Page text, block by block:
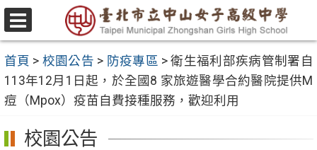
跳
至
要
內
容
區
選
單
首頁 > 校園公告 > 防疫專區 >衛生福利部疾病管制署自
113年12月1日起，於全國8 家旅遊醫學合約醫院提供M
痘（Mpox）疫苗自費接種服務，歡迎利用
校園公告